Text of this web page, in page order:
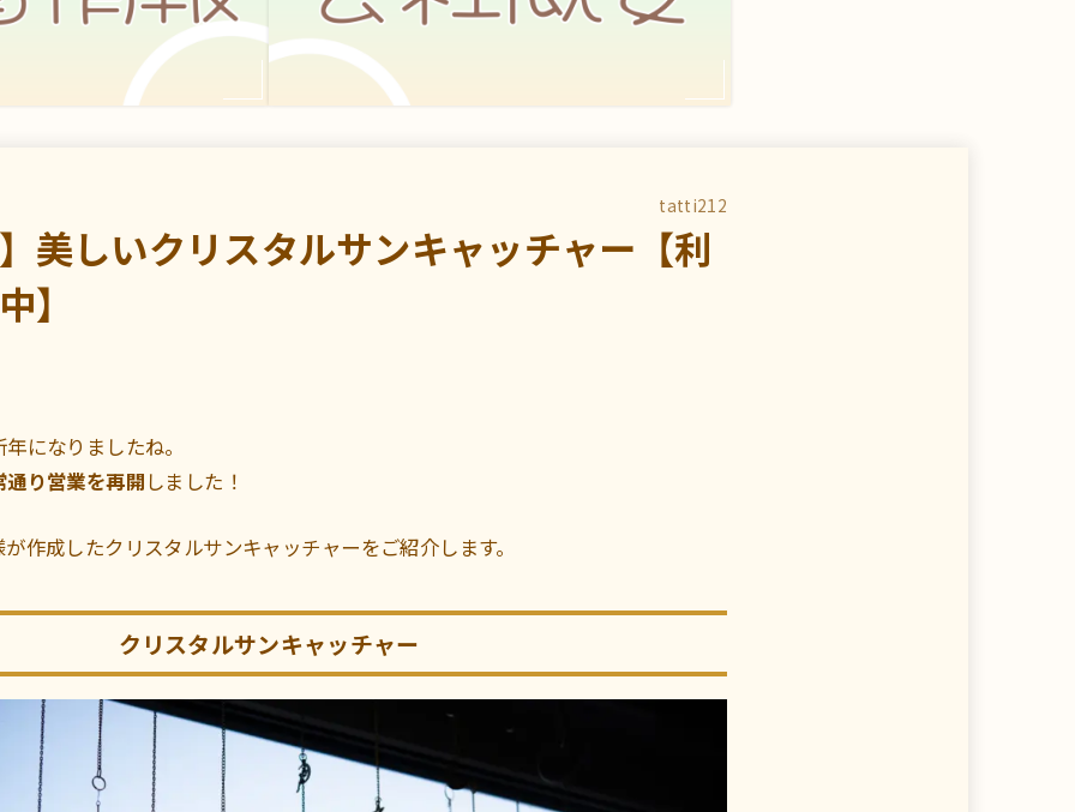
tatti212
美しいクリスタルサンキャッチャー【利
】
になりましたね。
通り営業を再開 しました！
作成したクリスタルサンキャッチャーをご紹介します。
クリスタルサンキャッチャー